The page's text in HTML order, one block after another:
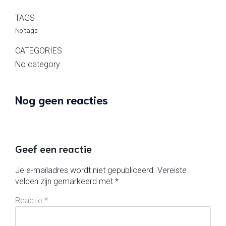
TAGS
No tags
CATEGORIES
No category
Nog geen reacties
Geef een reactie
Je e-mailadres wordt niet gepubliceerd. Vereiste
velden zijn gemarkeerd met *
Reactie *